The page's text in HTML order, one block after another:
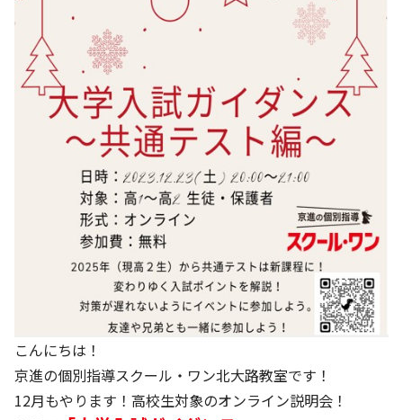
こんにちは！
京進の個別指導スクール・ワン北大路教室です！
12月もやります！高校生対象のオンライン説明会！